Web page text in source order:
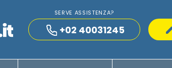
SERVE ASSISTENZA?
+02 40031245